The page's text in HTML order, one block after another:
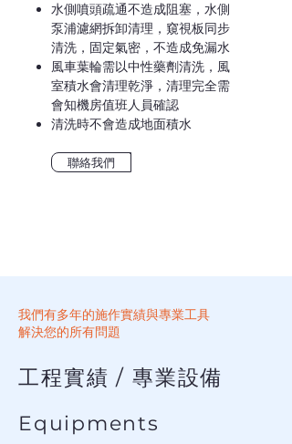
水側噴頭疏通不造成阻塞，水側
泵浦濾網拆卸清理，窺視板同步
清洗，固定氣密，不造成免漏水
風車葉輪需以中性藥劑清洗，風
室積水會清理乾淨，清理完全需
會知機房值班人員確認
清洗時不會造成地面積水
聯絡我們
我們有多年的施作實績與專業工具
解決您的所有問題
工程實績 / 專業設備
Equipments